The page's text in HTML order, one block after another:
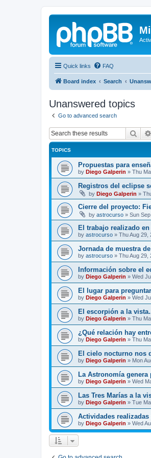
Quick links FAQ
Board index Search
Unanswered topics
Go to advanced search
TOPICS
Propuestas para
by Diego Galperin » Thu
Registros del eclipse
by Diego Galperin »
Cierre del proyecto:
by astrocurso » Sun
El trabajo realizado
by astrocurso » Thu Aug 29,
Jornada de muestra
by astrocurso » Thu Aug 29,
Información sobre el
by Diego Galperin » Wed
El lugar para
by Diego Galperin » Wed
El escorpión a la
by Diego Galperin » Thu
¿Qué relación hay
by Diego Galperin » Thu
El cielo nocturno nos
by Diego Galperin » Mon
La Astronomía genera
by Diego Galperin » Wed
Las Tres Marías a la
by Diego Galperin » Tue
Actividades realizadas
by Diego Galperin » Wed